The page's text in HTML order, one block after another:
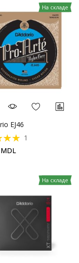
На складе
EJ46
оценки:
1
На складе